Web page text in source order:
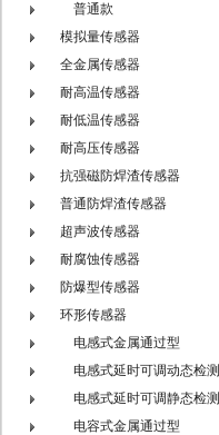
普通款
模拟量传感器
全金属传感器
耐高温传感器
耐低温传感器
耐高压传感器
抗强磁防焊渣传感器
普通防焊渣传感器
超声波传感器
耐腐蚀传感器
防爆型传感器
环形传感器
电感式金属通过型
电感式延时可调动态检测
型 - N系列
电感式延时可调静态检测
型 - T系列
电容式金属通过型